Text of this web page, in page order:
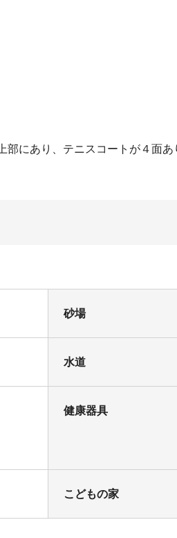
にあり、テニスコートが４面あ
砂場
水道
健康器具
こどもの家